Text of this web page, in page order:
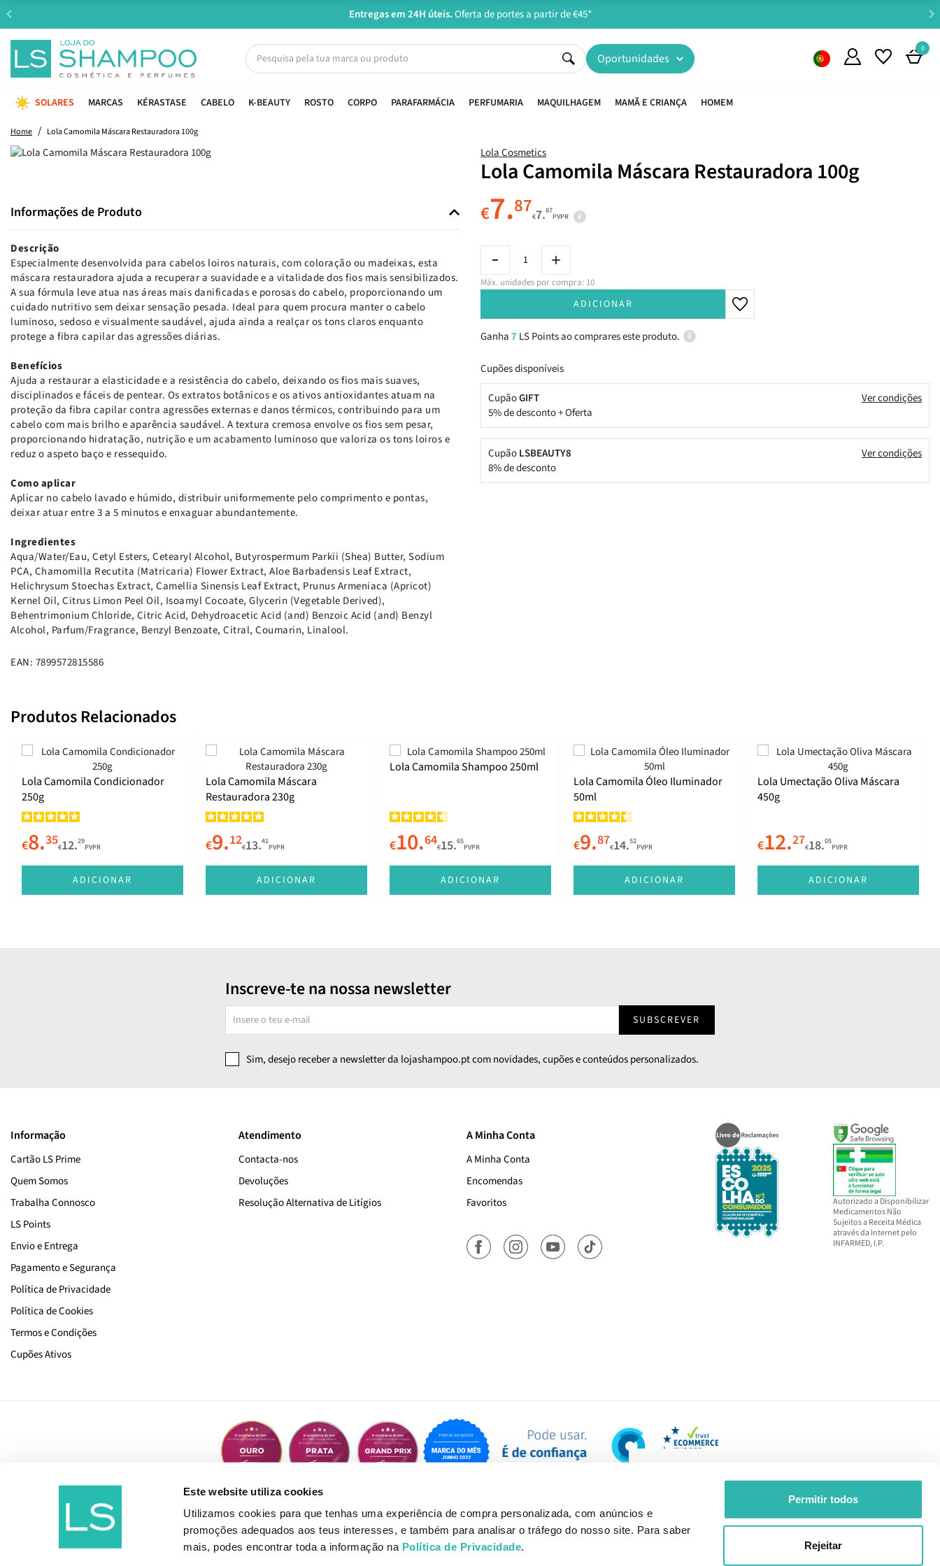
Este website utiliza cookies
Utilizamos cookies para que tenhas uma experiência de compra personalizada, com anúncios e
promoções adequados aos teus interesses, e também para analisar o tráfego do nosso site. Para saber
mais, podes encontrar toda a informação na Política de Privacidade.
Permitir todos
Rejeitar
Entregas em 24H úteis.Oferta de portes a partir de €45*
Oportunidades
0
SOLARES MARCAS KÉRASTASE CABELO K-BEAUTY ROSTO CORPO PARAFARMÁCIA PERFUMARIA MAQUILHAGEM MAMÃ E CRIANÇA HOMEM
Home Lola Camomila Máscara Restauradora 100g
Informações de Produto
Descrição
Especialmente desenvolvida para cabelos loiros naturais, com coloração ou madeixas, esta
máscara restauradora ajuda a recuperar a suavidade e a vitalidade dos fios mais sensibilizados.
A sua fórmula leve atua nas áreas mais danificadas e porosas do cabelo, proporcionando um
cuidado nutritivo sem deixar sensação pesada. Ideal para quem procura manter o cabelo
luminoso, sedoso e visualmente saudável, ajuda ainda a realçar os tons claros enquanto
protege a fibra capilar das agressões diárias.
Benefícios
Ajuda a restaurar a elasticidade e a resistência do cabelo, deixando os fios mais suaves,
disciplinados e fáceis de pentear. Os extratos botânicos e os ativos antioxidantes atuam na
proteção da fibra capilar contra agressões externas e danos térmicos, contribuindo para um
cabelo com mais brilho e aparência saudável. A textura cremosa envolve os fios sem pesar,
proporcionando hidratação, nutrição e um acabamento luminoso que valoriza os tons loiros e
reduz o aspeto baço e ressequido.
Como aplicar
Aplicar no cabelo lavado e húmido, distribuir uniformemente pelo comprimento e pontas,
deixar atuar entre 3 a 5 minutos e enxaguar abundantemente.
Ingredientes
Aqua/Water/Eau, Cetyl Esters, Cetearyl Alcohol, Butyrospermum Parkii (Shea) Butter, Sodium
PCA, Chamomilla Recutita (Matricaria) Flower Extract, Aloe Barbadensis Leaf Extract,
Helichrysum Stoechas Extract, Camellia Sinensis Leaf Extract, Prunus Armeniaca (Apricot)
Kernel Oil, Citrus Limon Peel Oil, Isoamyl Cocoate, Glycerin (Vegetable Derived),
Behentrimonium Chloride, Citric Acid, Dehydroacetic Acid (and) Benzoic Acid (and) Benzyl
Alcohol, Parfum/Fragrance, Benzyl Benzoate, Citral, Coumarin, Linalool.
EAN: 7899572815586
Lola Cosmetics
Lola Camomila Máscara Restauradora 100g
€7.87€7.87
PVPR
Máx. unidades por compra: 10
ADICIONAR
Ganha7 LS Points ao comprares este produto.
Cupões disponíveis
CupãoGIFT
5% de desconto + Oferta
Ver condições
CupãoLSBEAUTY8
8% de desconto
Ver condições
Produtos Relacionados
Lola Camomila Condicionador
250g
€8.35€12.29
PVPR
ADICIONAR
Lola Camomila Máscara
Restauradora 230g
€9.12€13.41
PVPR
ADICIONAR
Lola Camomila Shampoo 250ml
€10.64€15.65
PVPR
ADICIONAR
Lola Camomila Óleo Iluminador
50ml
€9.87€14.52
PVPR
ADICIONAR
Lola Umectação Oliva Máscara
450g
€12.27€18.05
PVPR
ADICIONAR
Inscreve-te na nossa newsletter
SUBSCREVER
Sim, desejo receber a newsletter da lojashampoo.pt com novidades, cupões e conteúdos personalizados.
Informação
Cartão LS Prime
Quem Somos
Trabalha Connosco
LS Points
Envio e Entrega
Pagamento e Segurança
Política de Privacidade
Política de Cookies
Termos e Condições
Cupões Ativos
Atendimento
Contacta-nos
Devoluções
Resolução Alternativa de Litígios
A Minha Conta
A Minha Conta
Encomendas
Favoritos
Autorizado a Disponibilizar
Medicamentos Não
Sujeitos a Receita Médica
através da Internet pelo
INFARMED, I.P.